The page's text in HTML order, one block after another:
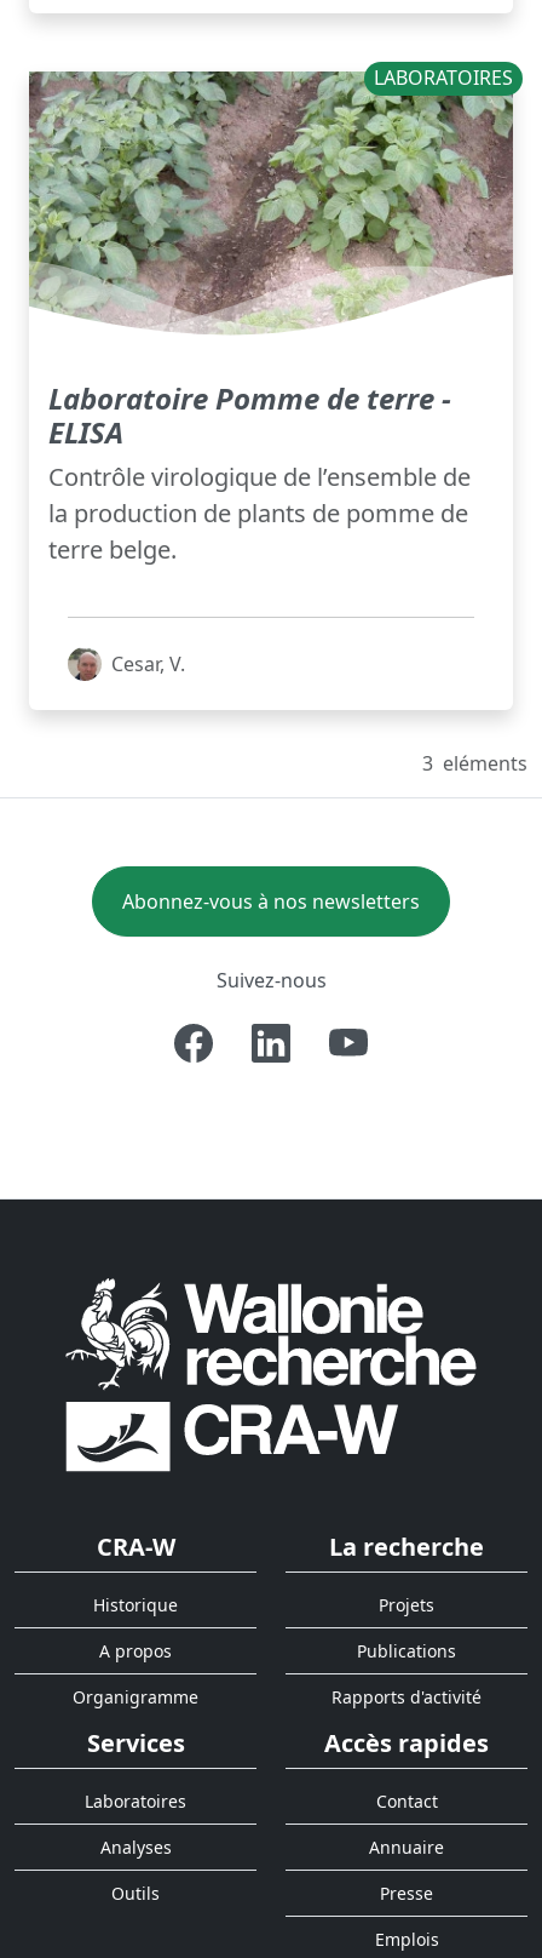
LABORATOIRES
Laboratoire Pomme de terre -
ELISA
Contrôle virologique de l’ensemble de
la production de plants de pomme de
terre belge.
Cesar, V.
3 eléments
Abonnez-vous à nos newsletters
Suivez-nous
CRA-W
Historique
A propos
Organigramme
La recherche
Projets
Publications
Rapports d'activité
Services
Laboratoires
Analyses
Outils
Accès rapides
Contact
Annuaire
Presse
Emplois